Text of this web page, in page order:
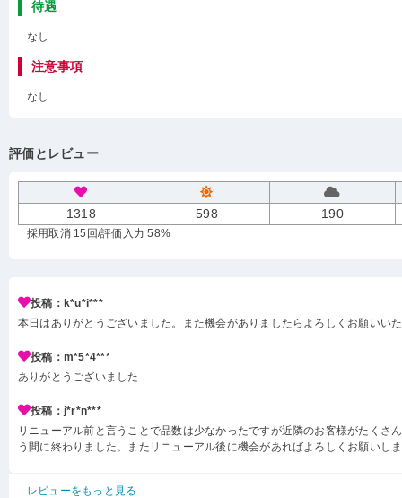
待遇
なし
注意事項
なし
評価とレビュー
1318 598 190
採用取消 15回/評価入力 58%
投稿：k*u*i***
本日はありがとうございました。また機会がありましたらよろしくお願いい
投稿：m*5*4***
ありがとうございました
投稿：j*r*n***
リニューアル前と言うことで品数は少なかったですが近隣のお客様がたくさ
う間に終わりました。またリニューアル後に機会があればよろしくお願いし
レビューをもっと見る